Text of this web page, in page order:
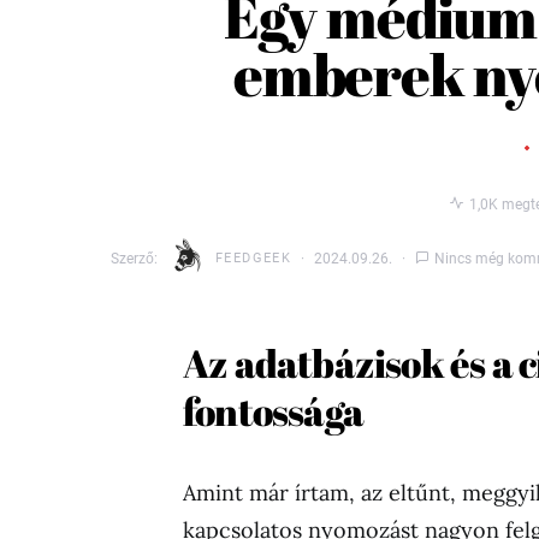
Egy
emberek
1,0K
Szerző: FEEDGEEK 2024.09.26. Nincs még
Az adatbázisok és a
fontossága
Amint már írtam, az eltűnt,
kapcsolatos nyomozást nagyon